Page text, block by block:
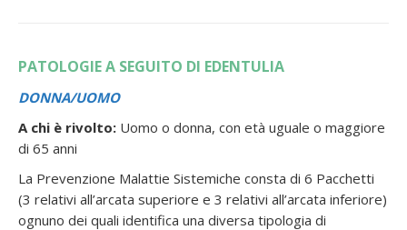
PATOLOGIE A SEGUITO DI EDENTULIA
DONNA/UOMO
A chi è rivolto: Uomo o donna, con età uguale o maggiore
di 65 anni
La Prevenzione Malattie Sistemiche consta di 6 Pacchetti
(3 relativi all’arcata superiore e 3 relativi all’arcata inferiore)
ognuno dei quali identifica una diversa tipologia di